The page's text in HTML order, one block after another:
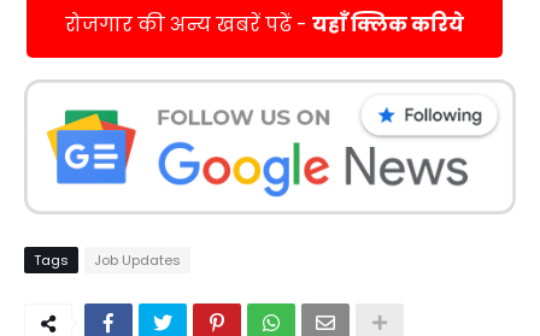
रोजगार की अन्य खबरें पढें - यहाँ क्लिक करिये
Tags Job Updates